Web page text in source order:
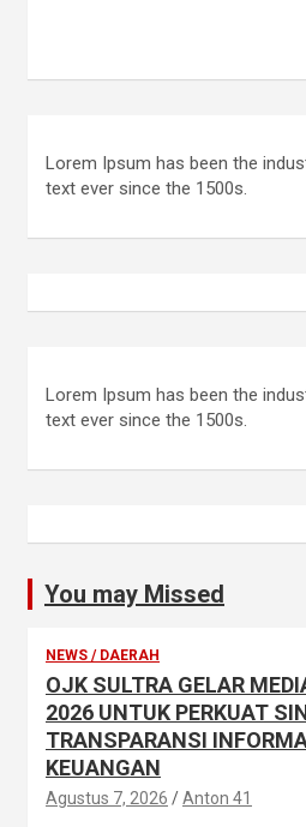
Lorem Ipsum has been the
text ever since the 1500s.
Lorem Ipsum has been the
text ever since the 1500s.
You may Missed
NEWS / DAERAH
OJK SULTRA GELAR
2026 UNTUK PERKUAT
TRANSPARANSI
KEUANGAN
Agustus 7, 2026 Anton 41